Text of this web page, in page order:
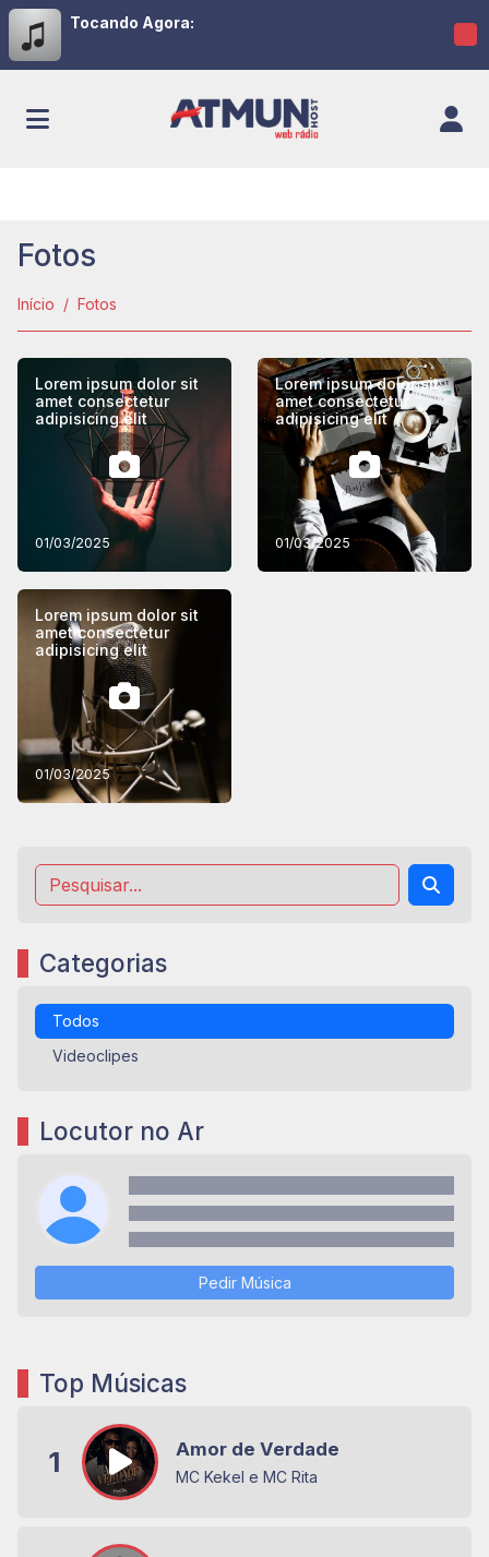
Tocando Agora:
Fotos
Início Fotos
Lorem ipsum dolor sit
amet consectetur
adipisicing elit
01/03/2025
Lorem ipsum dolor sit
amet consectetur
adipisicing elit
01/03/2025
Lorem ipsum dolor sit
amet consectetur
adipisicing elit
01/03/2025
Categorias
Todos
Videoclipes
Locutor no Ar
Pedir Música
Top Músicas
1 Amor de Verdade
MC Kekel e MC Rita